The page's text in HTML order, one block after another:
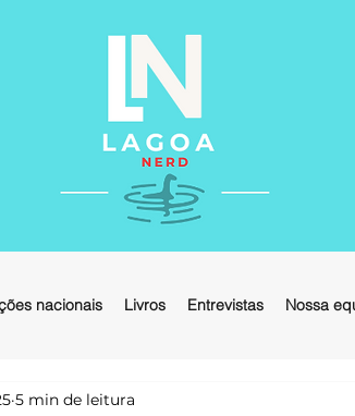
nacionais Livros Entrevistas Nossa
5 min de leitura